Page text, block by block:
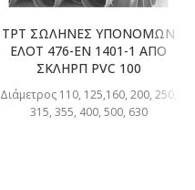
TPT ΣΩΛΗΝΕΣ ΥΠΟΝΟΜΩΝ
ΕΛΟΤ 476-ΕΝ 1401-1 ΑΠΟ
ΣΚΛΗΡΠ PVC 100
Διάμετρος 110, 125,160, 200, 250,
315, 355, 400, 500, 630